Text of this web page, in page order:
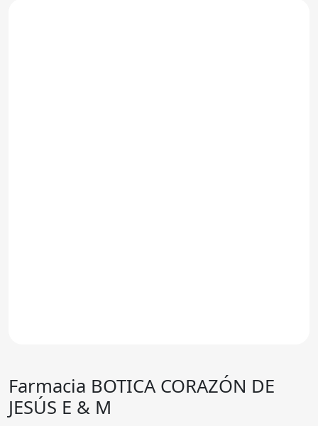
Farmacia BOTICA CORAZÓN DE
JESÚS E & M